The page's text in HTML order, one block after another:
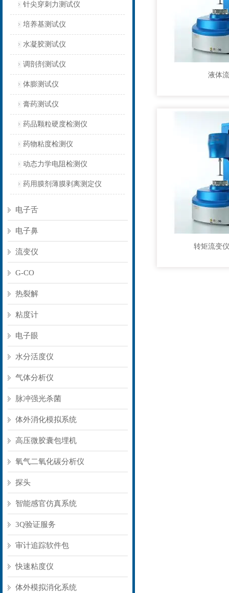
针尖穿刺力测试仪
培养基测试仪
水凝胶测试仪
调剖剂测试仪
体膨测试仪
膏药测试仪
药品颗粒硬度检测仪
药物粘度检测仪
动态力学电阻检测仪
药用膜剂薄膜剥离测定仪
电子舌
电子鼻
流变仪
G-CO
热裂解
粘度计
电子眼
水分活度仪
气体分析仪
脉冲强光杀菌
体外消化模拟系统
高压微胶囊包埋机
氧气二氧化碳分析仪
探头
智能感官仿真系统
3Q验证服务
审计追踪软件包
快速粘度仪
体外模拟消化系统
液体
转矩流变